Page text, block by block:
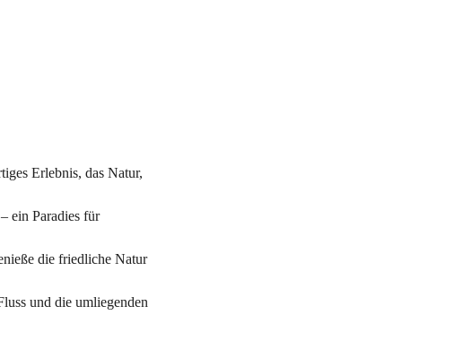
Erlebnis, das Natur,
ein Paradies für
die friedliche Natur
und die umliegenden